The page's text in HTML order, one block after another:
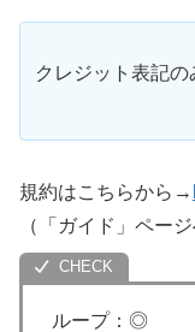
クレジット表記の
規約はこちらから→
（「ガイド」ペー
ループ：◎